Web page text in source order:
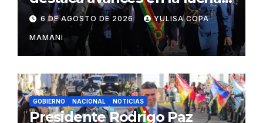
contra el narcotráfico
6 DE AGOSTO DE 2026 YULISA COPA
MAMANI
GOBIERNO NACIONAL NOTICIAS
Presidente Rodrigo Paz